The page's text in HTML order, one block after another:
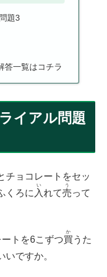
題3
答一覧はコチラ
イアル問題
チョコレートをセッ
くろに 入
い
れて売
う
って
トを6こずつ買
か
うた
いですか。